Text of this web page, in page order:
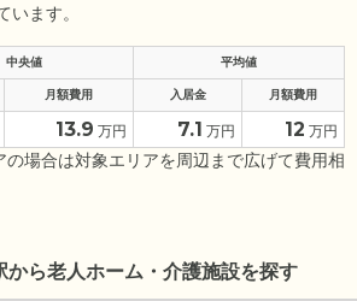
います。
中央値 平均値
月額費用 入居金 月額費用
13.9 万円 7.1 万円 12 万円
場合は対象エリアを周辺まで広げて費用相
から老人ホーム・介護施設を探す